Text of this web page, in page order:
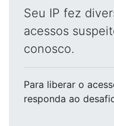
Seu IP fez
acessos
conosco.
Para liberar o
responda ao